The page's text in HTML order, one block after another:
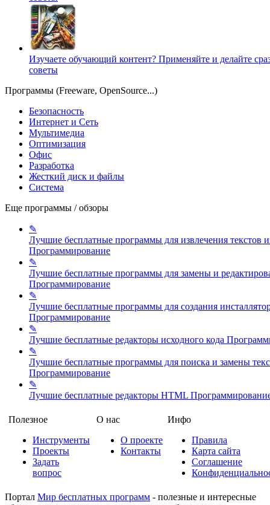
Изучаете обучающий контент? Применяйте и делайте
советы
Программы (Freeware, OpenSource...)
Безопасность
Интернет и Сеть
Мультимедиа
Оптимизация
Офис
Разработка
Жесткий диск и файлы
Система
Еще программы / обзоры
✎
Лучшие бесплатные программы для извлечения текстов
Программирование
✎
Лучшие бесплатные программы для замены и
Программирование
✎
Лучшие бесплатные программы для создания
Программирование
✎
Лучшие бесплатные редакторы исходного кода
✎
Лучшие бесплатные программы для поиска и замены
Программирование
✎
Лучшие бесплатные редакторы HTML
Полезное
Инструменты
Проекты
Задать
вопрос
О нас
О проекте
Контакты
Инфо
Правила
Карта сайта
Соглашение
Портал Мир бесплатных программ - полезные и интересные